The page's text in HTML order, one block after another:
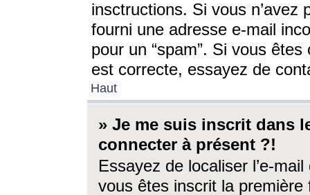
insctructions. Si vous n’avez
fourni une adresse e-mail
pour un “spam”. Si vous
est correcte, essayez de
Haut
» Je me suis inscrit dans
connecter à présent ?!
Essayez de localiser l’e-
vous êtes inscrit la première